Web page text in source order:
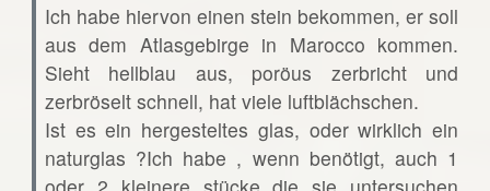
Ich habe hiervon einen stein bekommen, er soll
aus dem Atlasgebirge in Marocco kommen.
Sieht hellblau aus, poröus zerbricht und
zerbröselt schnell, hat viele luftblächschen.
Ist es ein hergesteltes glas, oder wirklich ein
naturglas ?Ich habe , wenn benötigt, auch 1